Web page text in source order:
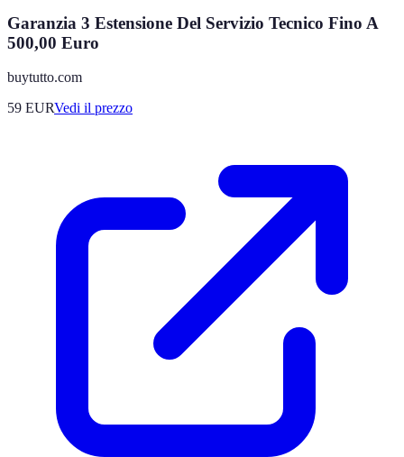
Garanzia 3 Estensione Del Servizio Tecnico Fino A
500,00 Euro
buytutto.com
59 EURVedi il prezzo